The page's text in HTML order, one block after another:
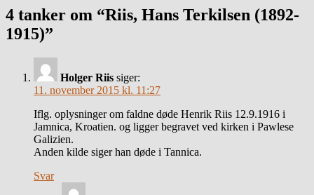
4 tanker om “Riis, Hans Terkilsen (1892-
1915)”
Holger Riis siger:
11. november 2015 kl. 11:27
Iflg. oplysninger om faldne døde Henrik Riis 12.9.1916 i
Jamnica, Kroatien. og ligger begravet ved kirken i Pawlese
Galizien.
Anden kilde siger han døde i Tannica.
Svar